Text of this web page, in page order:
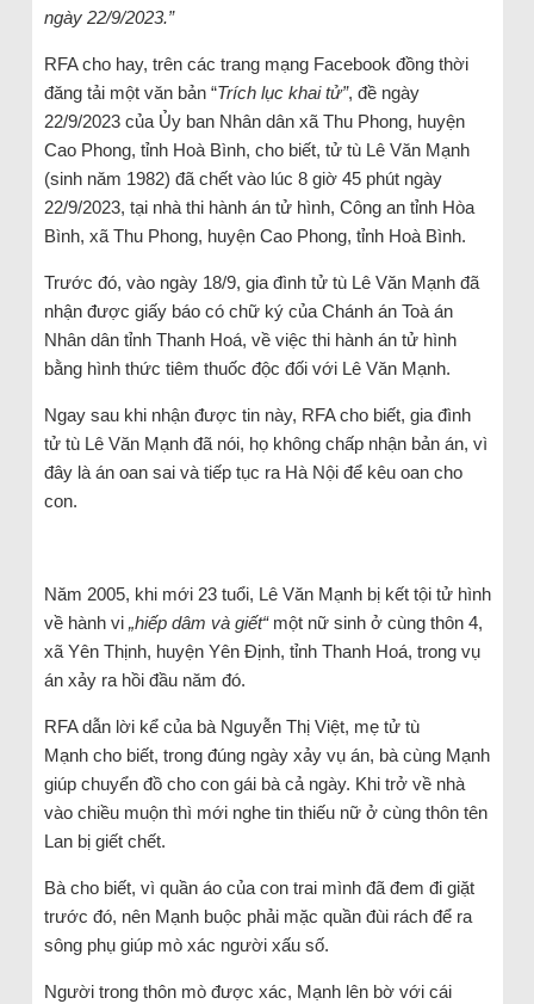
ngày 22/9/2023.”
RFA cho hay, trên các trang mạng Facebook đồng thời
đăng tải một văn bản “Trích lục khai tử”, đề ngày
22/9/2023 của Ủy ban Nhân dân xã Thu Phong, huyện
Cao Phong, tỉnh Hoà Bình, cho biết, tử tù Lê Văn Mạnh
(sinh năm 1982) đã chết vào lúc 8 giờ 45 phút ngày
22/9/2023, tại nhà thi hành án tử hình, Công an tỉnh Hòa
Bình, xã Thu Phong, huyện Cao Phong, tỉnh Hoà Bình.
Trước đó, vào ngày 18/9, gia đình tử tù Lê Văn Mạnh đã
nhận được giấy báo có chữ ký của Chánh án Toà án
Nhân dân tỉnh Thanh Hoá, về việc thi hành án tử hình
bằng hình thức tiêm thuốc độc đối với Lê Văn Mạnh.
Ngay sau khi nhận được tin này, RFA cho biết, gia đình
tử tù Lê Văn Mạnh đã nói, họ không chấp nhận bản án, vì
đây là án oan sai và tiếp tục ra Hà Nội để kêu oan cho
con.
Năm 2005, khi mới 23 tuổi, Lê Văn Mạnh bị kết tội tử hình
về hành vi „hiếp dâm và giết“một nữ sinh ở cùng thôn 4,
xã Yên Thịnh, huyện Yên Định, tỉnh Thanh Hoá, trong vụ
án xảy ra hồi đầu năm đó.
RFA dẫn lời kể của bà Nguyễn Thị Việt, mẹ tử tù
Mạnh cho biết, trong đúng ngày xảy vụ án, bà cùng Mạnh
giúp chuyển đồ cho con gái bà cả ngày. Khi trở về nhà
vào chiều muộn thì mới nghe tin thiếu nữ ở cùng thôn tên
Lan bị giết chết.
Bà cho biết, vì quần áo của con trai mình đã đem đi giặt
trước đó, nên Mạnh buộc phải mặc quần đùi rách để ra
sông phụ giúp mò xác người xấu số.
Người trong thôn mò được xác, Mạnh lên bờ với cái